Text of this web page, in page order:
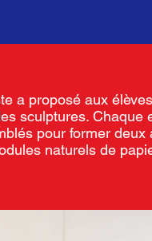
a proposé aux
sculptures. Chaque
pour former deux
naturels de